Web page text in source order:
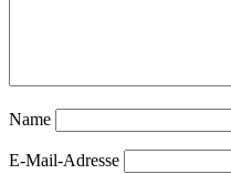
Name
E-Mail-Adresse